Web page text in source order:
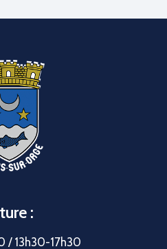
:
/ 13h30-17h30